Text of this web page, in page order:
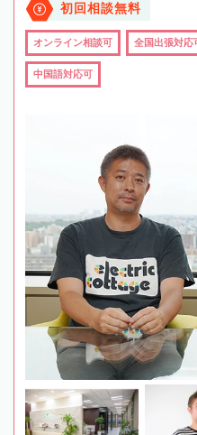
初回相談無料
オンライン相談可 全国出張対応
中国語対応可